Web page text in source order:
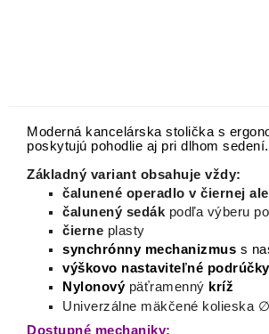
Moderná kancelárska stolička s
poskytujú pohodlie aj pri dlhom sedení.
Základný variant obsahuje vždy:
čalunené operadlo v čiernej
čalunený sedák podľa výberu
čierne plasty
synchrónny mechanizmus s
výškovo nastaviteľné podrúčky
Nylonovýpäťramenný kríž
Univerzálne mäkčené kolieska
Dostupné mechaniky: